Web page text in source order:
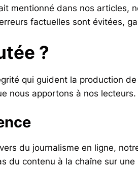
mentionné dans nos articles,
factuelles sont évitées,
?
qui guident la production
nous apportons à nos lecteurs.
du journalisme en ligne,
contenu à la chaîne sur